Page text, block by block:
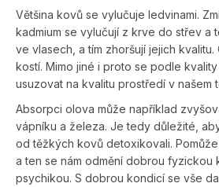
Většina kovů se vylučuje ledvinami.
kadmium se vylučují z krve do střev a
ve vlasech, a tím zhoršují jejich
kostí. Mimo jiné i proto se podle
usuzovat na kvalitu prostředí v našem
Absorpci olova může například
vápníku a železa. Je tedy důležité,
od těžkých kovů detoxikovali.
a ten se nám odmění dobrou fyzickou
psychikou. S dobrou kondicí se vše